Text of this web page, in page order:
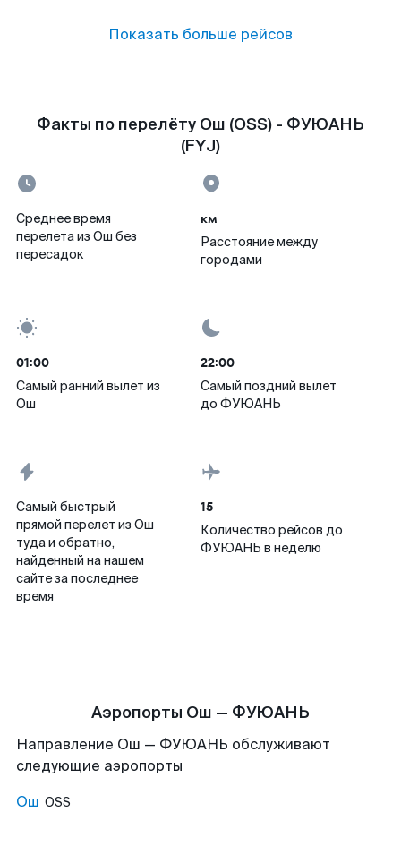
Показать больше рейсов
Факты по перелёту Ош (OSS) - ФУЮАНЬ
(FYJ)
Среднее время
перелета из Ош без
пересадок
км
Расстояние между
городами
01:00
Самый ранний вылет из
Ош
22:00
Самый поздний вылет
до ФУЮАНЬ
Самый быстрый
прямой перелет из Ош
туда и обратно,
найденный на нашем
сайте за последнее
время
15
Количество рейсов до
ФУЮАНЬ в неделю
Аэропорты Ош — ФУЮАНЬ
Направление Ош — ФУЮАНЬ обслуживают
следующие аэропорты
Ош OSS